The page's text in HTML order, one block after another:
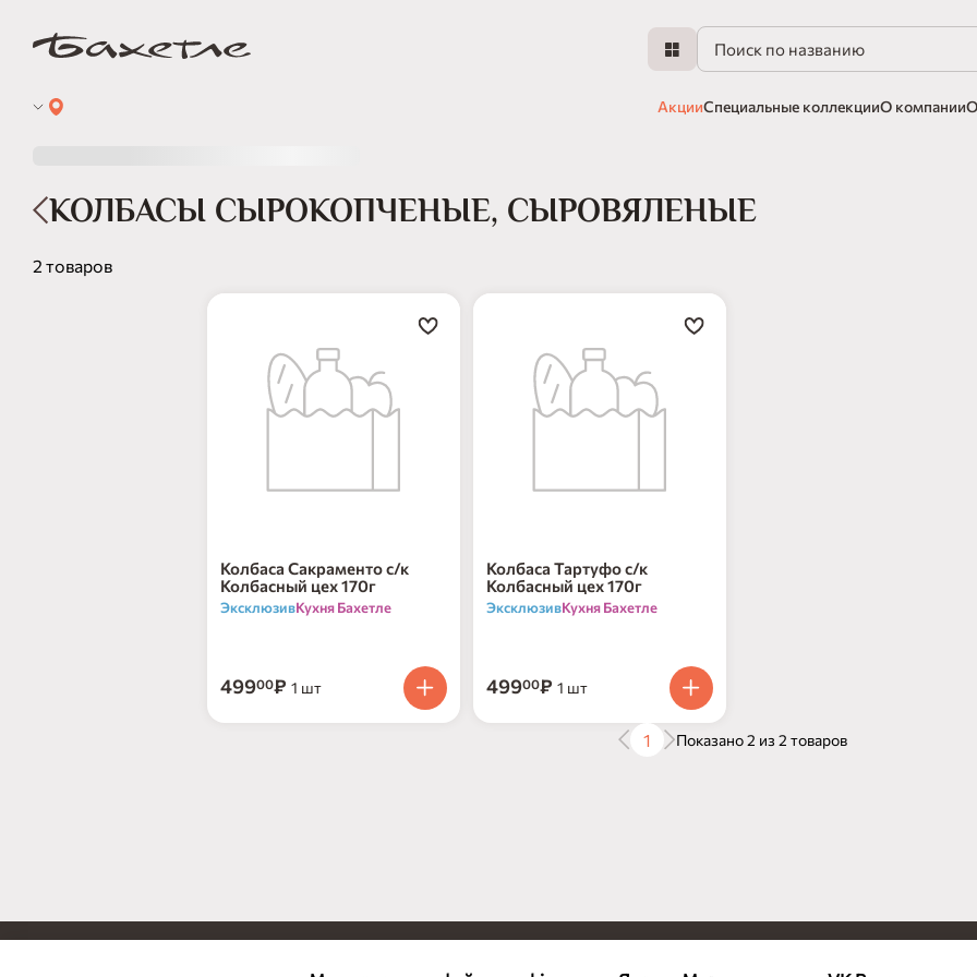
АкцииСпециальные коллекцииО компании
КОЛБАСЫ СЫРОКОПЧЕНЫЕ, СЫРОВЯЛЕНЫЕ
2 товаров
Колбаса Сакраменто с/к
Колбасный цех 170г
ЭксклюзивКухня Бахетле
49900₽ 1 шт
Колбаса Тартуфо с/к
Колбасный цех 170г
ЭксклюзивКухня Бахетле
49900₽ 1 шт
1 Показано 2 из 2 товаров